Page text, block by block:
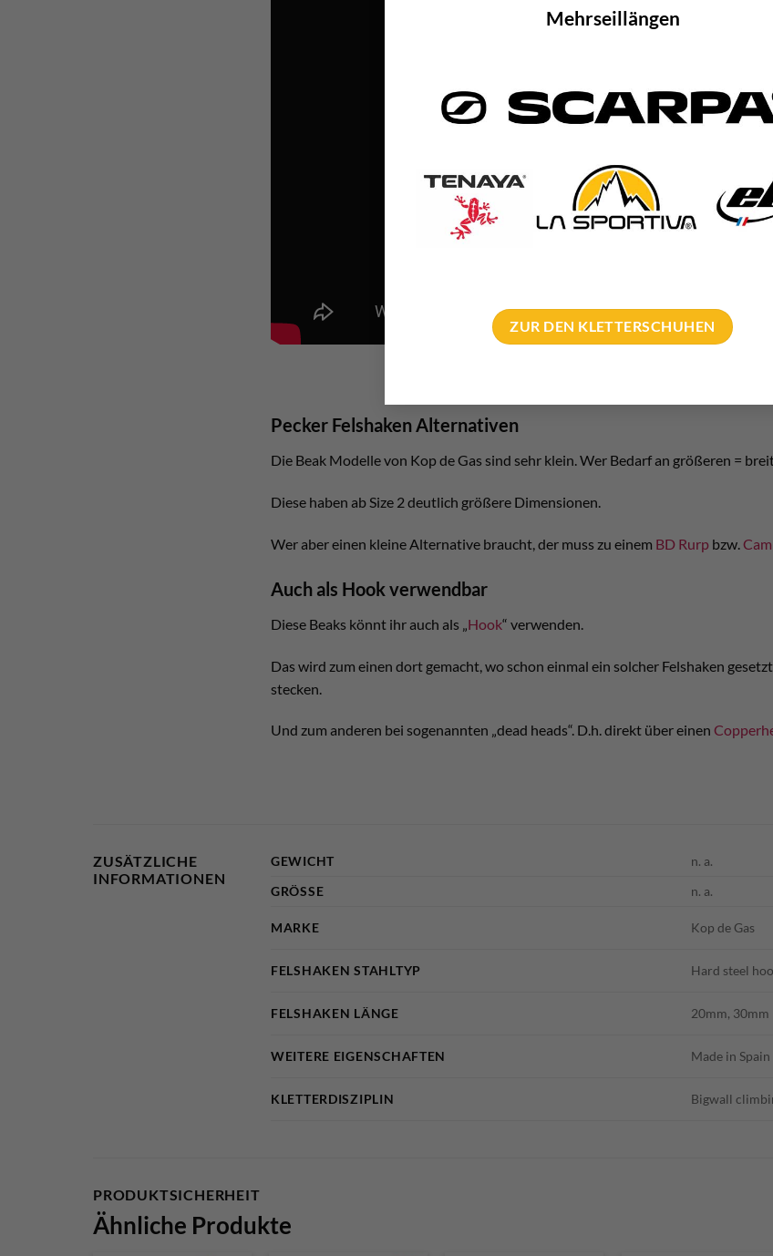
Mehrseillängen
ZUR DEN KLETTERSCHUHEN
Pecker Felshaken Alternativen
Die Beak Modelle von Kop de Gas sind sehr klein. Wer Bedarf an größeren =
Diese haben ab Size 2 deutlich größere Dimensionen.
Wer aber einen kleine Alternative braucht, der muss zu einem BD Rurp bzw.
Auch als Hook verwendbar
Diese Beaks könnt ihr auch als „Hook“ verwenden.
Das wird zum einen dort gemacht, wo schon einmal ein solcher Felshaken
stecken.
Und zum anderen bei sogenannten „dead heads“. D.h. direkt über einen
ZUSÄTZLICHE
INFORMATIONEN
GEWICHT
n. a.
GRÖSSE
n. a.
MARKE Kop de Gas
FELSHAKEN STAHLTYP Hard steel
FELSHAKEN LÄNGE 20mm, 30mm
WEITERE EIGENSCHAFTEN Made in Spain
KLETTERDISZIPLIN Bigwall
PRODUKTSICHERHEIT
Ähnliche Produkte